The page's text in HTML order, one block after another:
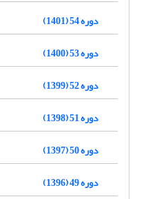
دوره 54 (1401)
دوره 53 (1400)
دوره 52 (1399)
دوره 51 (1398)
دوره 50 (1397)
دوره 49 (1396)